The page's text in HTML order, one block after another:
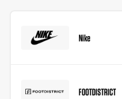
Nike
FOOTDISTRICT